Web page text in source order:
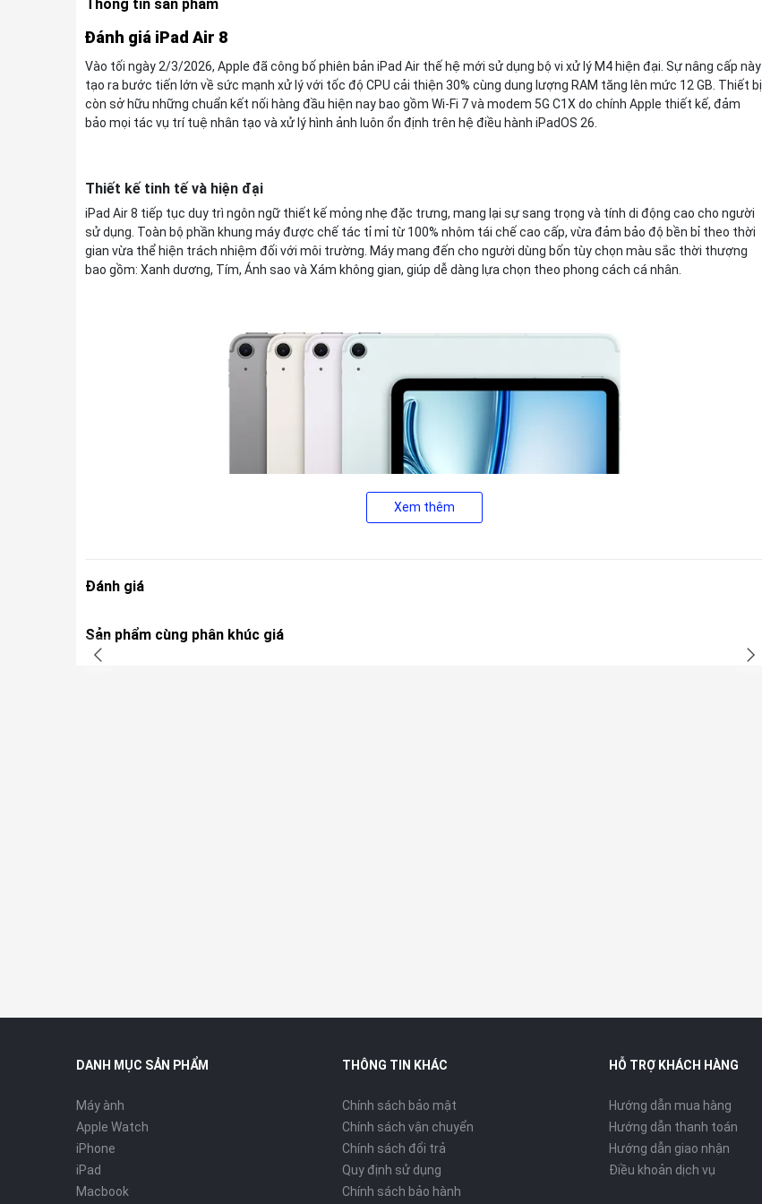
Thông tin sản phẩm
Đánh giá iPad Air 8
Vào tối ngày 2/3/2026, Apple đã công bố phiên bản iPad Air thế hệ mới sử dụng bộ vi xử lý M4 hiện đại. Sự nâng cấp này
tạo ra bước tiến lớn về sức mạnh xử lý với tốc độ CPU cải thiện 30% cùng dung lượng RAM tăng lên mức 12 GB. Thiết bị
còn sở hữu những chuẩn kết nối hàng đầu hiện nay bao gồm Wi-Fi 7 và modem 5G C1X do chính Apple thiết kế, đảm
bảo mọi tác vụ trí tuệ nhân tạo và xử lý hình ảnh luôn ổn định trên hệ điều hành iPadOS 26.
Thiết kế tinh tế và hiện đại
iPad Air 8 tiếp tục duy trì ngôn ngữ thiết kế mỏng nhẹ đặc trưng, mang lại sự sang trọng và tính di động cao cho người
sử dụng. Toàn bộ phần khung máy được chế tác tỉ mỉ từ 100% nhôm tái chế cao cấp, vừa đảm bảo độ bền bỉ theo thời
gian vừa thể hiện trách nhiệm đối với môi trường. Máy mang đến cho người dùng bốn tùy chọn màu sắc thời thượng
bao gồm: Xanh dương, Tím, Ánh sao và Xám không gian, giúp dễ dàng lựa chọn theo phong cách cá nhân.
Xem thêm
Đánh giá
Sản phẩm cùng phân khúc giá
III VC VXD For Sony E
Liên hệ
Liên hệ
Ống kính TAMRON 150-500mm F5-6.7
DANH MỤC SẢN PHẨM
Máy ành
Apple Watch
iPhone
iPad
Macbook
THÔNG TIN KHÁC
Chính sách bảo mật
Chính sách vận chuyển
Chính sách đổi trả
Quy định sử dụng
Chính sách bảo hành
HỖ TRỢ KHÁCH HÀNG
Hướng dẫn mua hàng
Hướng dẫn thanh toán
Hướng dẫn giao nhận
Điều khoản dịch vụ